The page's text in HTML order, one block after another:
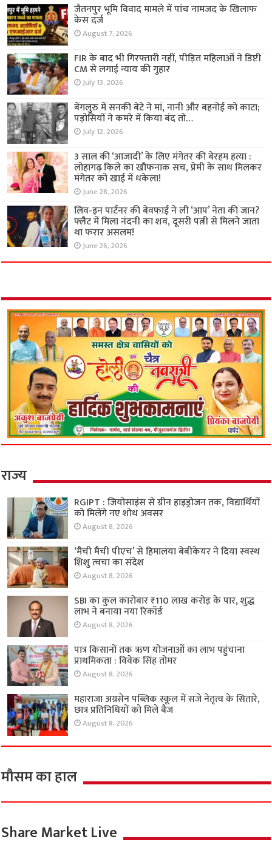
जैतनपुर भूमि विवाद मामले में पांच नामजद के खिलाफ
केस दर्ज
August 7, 2026
FIR के बाद भी गिरफ्तारी नहीं, पीड़ित महिलाओं ने डिप्टी
CM से लगाई न्याय की गुहार
July 13, 2026
बेंगलुरु में सनकी बेटे ने मां, नानी और बहनोई को काटा;
पड़ोसियों ने कमरे में किया बंद तो…
July 12, 2026
3 साल की ‘आजादी’ के लिए मंगेतर की बेरहम हत्या :
लोहागढ़ किले का खौफनाक सच, प्रेमी के साथ मिलकर
मंगेतर को खाई में धकेला!
June 28, 2026
लिव-इन पार्टनर की बेवफाई ने ली ‘आप’ नेता की जान?
फ्लैट में मिला नंदनी का शव, दूसरी पत्नी से मिलने जाता
था फरार असलम!
June 26, 2026
राज्य
RGIPT : जियोसाइंस से ग्रीन हाइड्रोजन तक, विद्यार्थियों
को मिलेंगे नए शोध अवसर
August 8, 2026
‘मैची मैची पीएच’ से हिमालया बेबीकेयर ने दिया स्वस्थ
शिशु त्वचा का संदेश
August 8, 2026
SBI का कुल कारोबार ₹110 लाख करोड़ के पार, शुद्ध
लाभ ने बनाया नया रिकॉर्ड
August 8, 2026
पात्र किसानों तक ऋण योजनाओं का लाभ पहुंचाना
प्राथमिकता : विवेक सिंह तोमर
August 8, 2026
महाराजा अग्रसेन पब्लिक स्कूल में सजे नेतृत्व के सितारे,
छात्र प्रतिनिधियों को मिले बैज
August 8, 2026
मौसम का हाल
Share Market Live